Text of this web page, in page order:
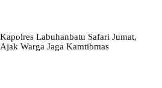
Kapolres Labuhanbatu Safari Jumat,
Ajak Warga Jaga Kamtibmas